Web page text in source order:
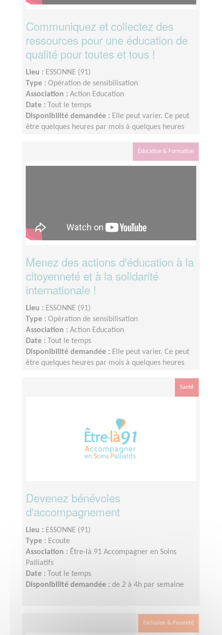
Communiquez et collectez des
ressources pour une éducation de
qualité pour toutes et tous !
Lieu : ESSONNE (91)
Type : Opération de sensibilisation
Association : Action Education
Date :
Tout le temps
Disponibilité demandée : Elle peut varier. Ce peut
être quelques heures par mois à quelques heures
Éducation & Formation
Menez des actions d'éducation à la
citoyenneté et à la solidarité
internationale !
Lieu : ESSONNE (91)
Type : Opération de sensibilisation
Association : Action Education
Date :
Tout le temps
Disponibilité demandée : Elle peut varier. Ce peut
être quelques heures par mois à quelques heures
Santé
Devenez bénévoles
d'accompagnement
Lieu : ESSONNE (91)
Type : Ecoute
Association : Être-là 91 Accompagner en Soins
Palliatifs
Date :
Tout le temps
Disponibilité demandée : de 2 à 4h par semaine
Exclusion & Pauvreté